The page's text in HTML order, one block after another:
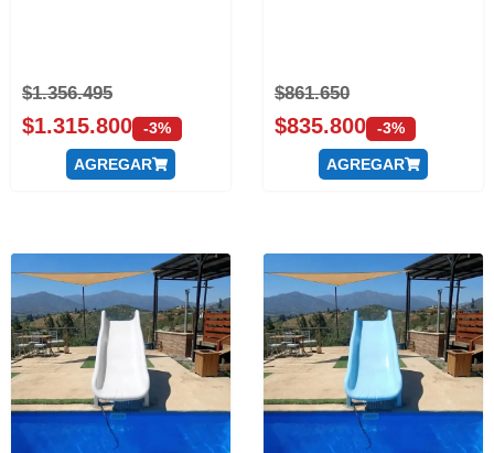
$1.356.495
$1.315.800 -3%
AGREGAR
$861.650
$835.800 -3%
AGREGAR